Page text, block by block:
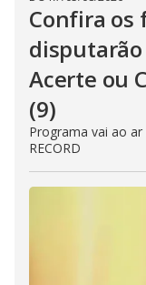
Confira os
Acerte ou
(9)
Programa vai ao
RECORD